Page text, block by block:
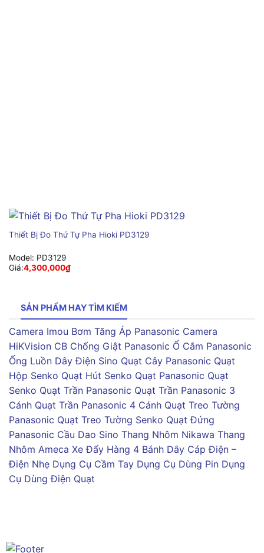
Thiết Bị Đo Thứ Tự Pha Hioki PD3129
Model: PD3129
Giá:4,300,000₫
SẢN PHẨM HAY TÌM KIẾM
Camera Imou Bơm Tăng Áp Panasonic Camera
HiKVision CB Chống Giật Panasonic Ổ Cắm Panasonic
Ống Luồn Dây Điện Sino Quạt Cây Panasonic Quạt
Hộp Senko Quạt Hút Senko Quạt Panasonic Quạt
Senko Quạt Trần Panasonic Quạt Trần Panasonic 3
Cánh Quạt Trần Panasonic 4 Cánh Quạt Treo Tường
Panasonic Quạt Treo Tường Senko Quạt Đứng
Panasonic Cầu Dao Sino Thang Nhôm Nikawa Thang
Nhôm Ameca Xe Đẩy Hàng 4 Bánh Dây Cáp Điện –
Điện Nhẹ Dụng Cụ Cầm Tay Dụng Cụ Dùng Pin Dụng
Cụ Dùng Điện Quạt